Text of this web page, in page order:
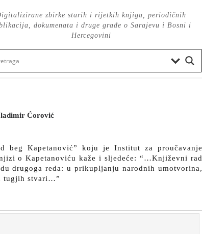
zbirke starih i rijetkih knjiga, periodičnih
dokumenata i druge građe o Sarajevu i Bosni i
Hercegovini
Ćorović
beg Kapetanović” koju je Institut za proučavanje
o Kapetanoviću kaže i sljedeće: “…Književni rad
drugoga reda: u prikupljanju narodnih umotvorina,
tugjih stvari…”